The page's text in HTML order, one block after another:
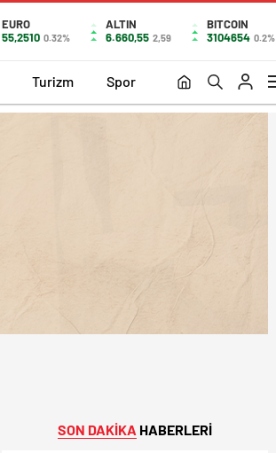
EURO
55,2510 0.32%
ALTIN
6.660,55 2,59
BITCOIN
3104654 0.2%
Turizm Spor
SON DAKİKA HABERLERİ